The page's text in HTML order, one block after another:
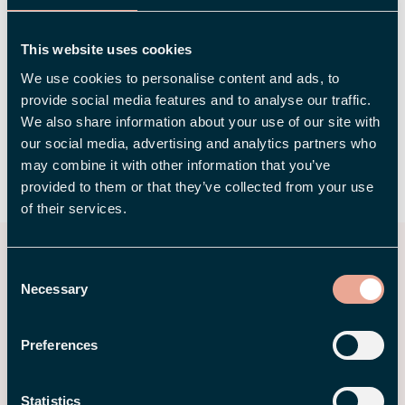
This website uses cookies
We use cookies to personalise content and ads, to
provide social media features and to analyse our traffic.
We also share information about your use of our site with
our social media, advertising and analytics partners who
may combine it with other information that you’ve
provided to them or that they’ve collected from your use
of their services.
Selection
Necessary
Preferences
Statistics
utleggsoversikt — fungerer også i Flexie på web.
Jobber du helst ved datamaskinen, kan du bruke
de samme smarte flytene der.